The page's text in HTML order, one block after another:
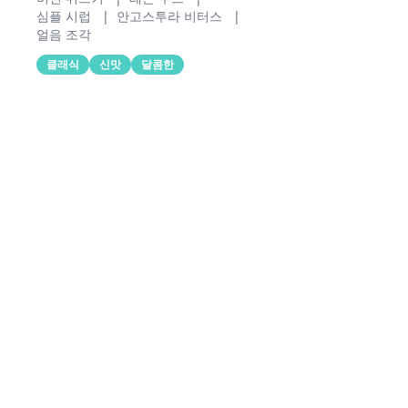
심플 시럽
| 안고스투라 비터스
|
얼음 조각
클래식 신맛 달콤한